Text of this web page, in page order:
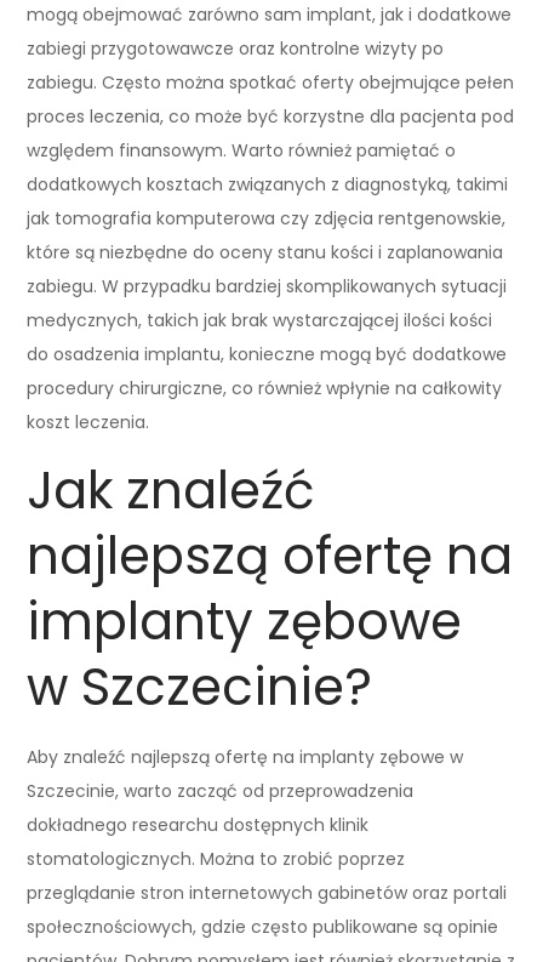
mogą obejmować zarówno sam implant, jak i dodatkowe
zabiegi przygotowawcze oraz kontrolne wizyty po
zabiegu. Często można spotkać oferty obejmujące pełen
proces leczenia, co może być korzystne dla pacjenta pod
względem finansowym. Warto również pamiętać o
dodatkowych kosztach związanych z diagnostyką, takimi
jak tomografia komputerowa czy zdjęcia rentgenowskie,
które są niezbędne do oceny stanu kości i zaplanowania
zabiegu. W przypadku bardziej skomplikowanych sytuacji
medycznych, takich jak brak wystarczającej ilości kości
do osadzenia implantu, konieczne mogą być dodatkowe
procedury chirurgiczne, co również wpłynie na całkowity
koszt leczenia.
Jak znaleźć
najlepszą ofertę na
implanty zębowe
w Szczecinie?
Aby znaleźć najlepszą ofertę na implanty zębowe w
Szczecinie, warto zacząć od przeprowadzenia
dokładnego researchu dostępnych klinik
stomatologicznych. Można to zrobić poprzez
przeglądanie stron internetowych gabinetów oraz portali
społecznościowych, gdzie często publikowane są opinie